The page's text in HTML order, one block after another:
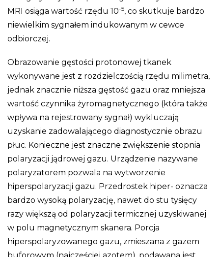
MRI osiąga wartość rzędu 10-5, co skutkuje bardzo
niewielkim sygnałem indukowanym w cewce
odbiorczej.
Obrazowanie gęstości protonowej tkanek
wykonywane jest z rozdzielczością rzędu milimetra,
jednak znacznie niższa gęstość gazu oraz mniejsza
wartość czynnika żyromagnetycznego (która także
wpływa na rejestrowany sygnał) wykluczają
uzyskanie zadowalającego diagnostycznie obrazu
płuc. Konieczne jest znaczne zwiększenie stopnia
polaryzacji jądrowej gazu. Urządzenie nazywane
polaryzatorem pozwala na wytworzenie
hiperspolaryzacji gazu. Przedrostek hiper- oznacza
bardzo wysoką polaryzację, nawet do stu tysięcy
razy większą od polaryzacji termicznej uzyskiwanej
w polu magnetycznym skanera. Porcja
hiperspolaryzowanego gazu, zmieszana z gazem